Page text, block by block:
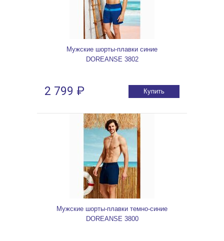
Мужские шорты-плавки синие
DOREANSE 3802
2 799 ₽ Купить
Мужские шорты-плавки темно-синие
DOREANSE 3800